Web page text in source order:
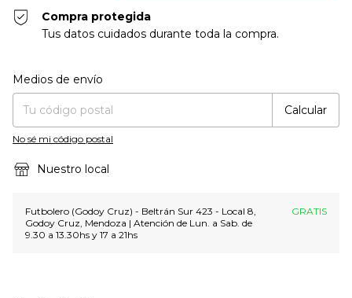
Compra protegida
Tus datos cuidados durante toda la compra.
Entregas para el CP:
Medios de envío
Calcular
No sé mi código postal
Nuestro local
Futbolero (Godoy Cruz) - Beltrán Sur 423 - Local 8,
Godoy Cruz, Mendoza | Atención de Lun. a Sab. de
9.30 a 13.30hs y 17 a 21hs
GRATIS